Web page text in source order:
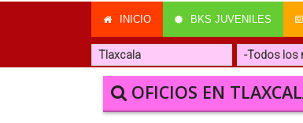
INICIO BKS JUVENILES
OFICIOS EN